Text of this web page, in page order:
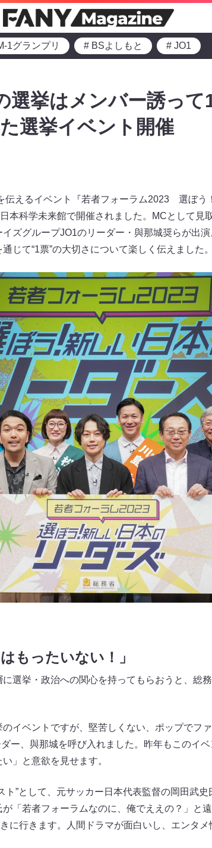
1グランプリ # BSよしもと # JO1
選挙はメンバー誘って
選挙イベント開催
伝えるイベント『若者フォーラム2023 選ぼう
本科学未来館で開催されました。MCとして見
ズグループJO1のリーダー・與那城奨らが出
じて“1票”の大切さについて楽しく伝えました。
もったいない！」
選挙・政治への関心を持ってもらおうと、総
イベントですが、堅苦しくない、ポップでフ
ー、與那城を呼び入れました。昨年もこのイベ
」と意欲を見せます。
”として、元サッカー日本代表監督の岡田武史
「若者フォーラムなのに、俺でええの？」と
に行きます。人間ドラマが面白いし、エンタ